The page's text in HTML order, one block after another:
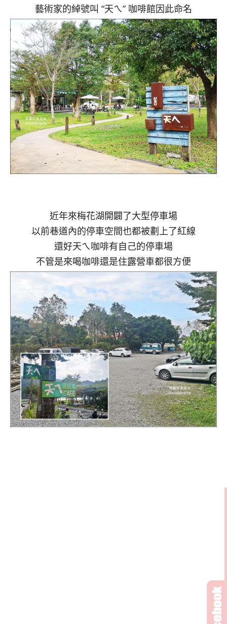
藝術家的綽號叫 “天ㄟ” 咖啡館因此命名
近年來梅花湖開闢了大型停車場
以前巷道內的停車空間也都被劃上了紅線
還好天ㄟ咖啡有自己的停車場
不管是來喝咖啡還是住露營車都很方便